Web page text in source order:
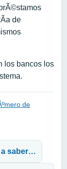
de
los bancos los
de
a saber…